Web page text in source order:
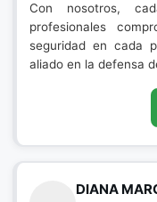
Con nosotros,
profesionales
seguridad en cada
aliado en la defensa
DIANA